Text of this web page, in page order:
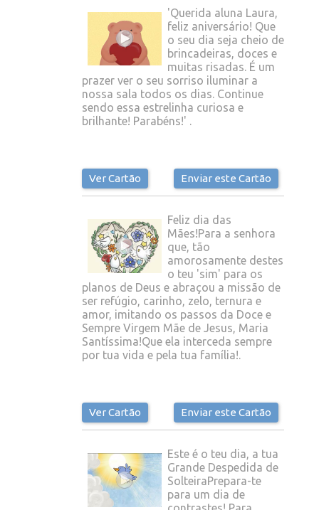
'Querida aluna Laura,
feliz aniversário! Que
o seu dia seja cheio de
brincadeiras, doces e
muitas risadas. É um
prazer ver o seu sorriso iluminar a
nossa sala todos os dias. Continue
sendo essa estrelinha curiosa e
brilhante! Parabéns!' .
Ver Cartão Enviar este Cartão
Feliz dia das
Mães!Para a senhora
que, tão
amorosamente destes
o teu 'sim' para os
planos de Deus e abraçou a missão de
ser refúgio, carinho, zelo, ternura e
amor, imitando os passos da Doce e
Sempre Virgem Mãe de Jesus, Maria
Santíssima!Que ela interceda sempre
por tua vida e pela tua família!.
Ver Cartão Enviar este Cartão
Este é o teu dia, a tua
Grande Despedida de
SolteiraPrepara-te
para um dia de